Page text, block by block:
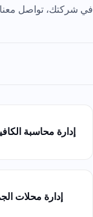
في شركتك، تواصل معنا
إدارة محاسبة
إدارة محلات